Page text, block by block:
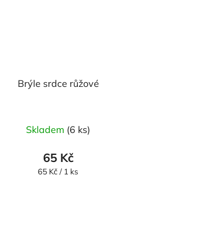
Brýle srdce růžové
Skladem (6 ks)
65 Kč
Měrná
65 Kč / 1 ks